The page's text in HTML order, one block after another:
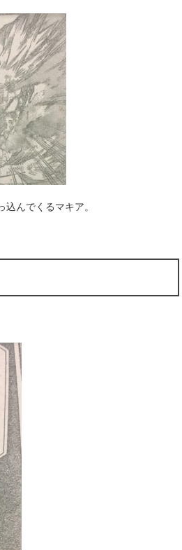
んでくるマキア。